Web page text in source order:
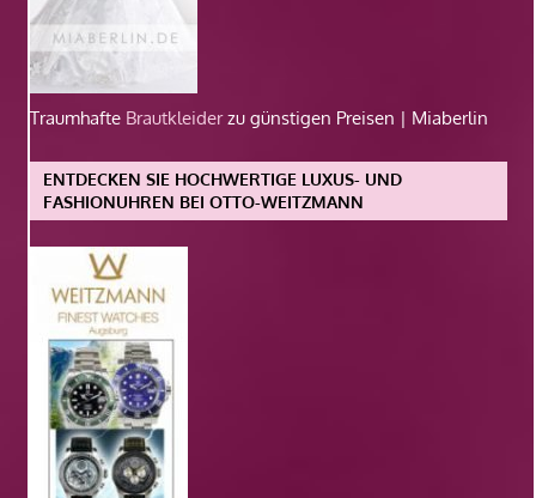
Traumhafte Brautkleiderzu günstigen Preisen | Miaberlin
ENTDECKEN SIE HOCHWERTIGE LUXUS- UND
FASHIONUHREN BEI OTTO-WEITZMANN